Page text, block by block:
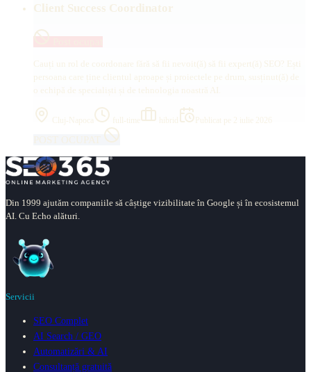
Client Success Coordinator
Cauți un rol de coordonare fără să fii nevoit(ă) să fii expert(ă) SEO? Ești
persoana care ține clientul aproape și proiectele pe drum, susținut(ă) de
o echipă de specialiști și de tehnologia noastră AI.
Cluj-Napoca full-time hibrid Publicat pe 2 iulie 2026
Din 1999 ajutăm companiile să câștige vizibilitate în Google și în ecosistemul
AI. Cu Echo alături.
Servicii
SEO Complet
AI Search / GEO
Automatizări & AI
Consultanță gratuită